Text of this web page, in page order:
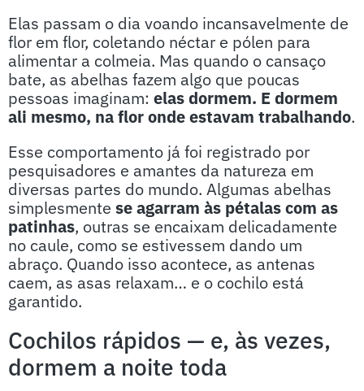
Elas passam o dia voando incansavelmente de
flor em flor, coletando néctar e pólen para
alimentar a colmeia. Mas quando o cansaço
bate, as abelhas fazem algo que poucas
pessoas imaginam: elas dormem. E dormem
ali mesmo, na flor onde estavam trabalhando.
Esse comportamento já foi registrado por
pesquisadores e amantes da natureza em
diversas partes do mundo. Algumas abelhas
simplesmente se agarram às pétalas com as
patinhas, outras se encaixam delicadamente
no caule, como se estivessem dando um
abraço. Quando isso acontece, as antenas
caem, as asas relaxam… e o cochilo está
garantido.
Cochilos rápidos — e, às vezes,
dormem a noite toda